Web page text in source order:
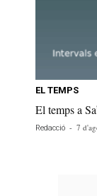
EL TEMPS
El temps a
Redacció - 7